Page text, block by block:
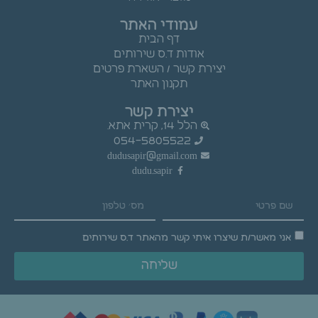
עמודי האתר
דף הבית
אודות ד.ס שירותים
יצירת קשר / השארת פרטים
תקנון האתר
יצירת קשר
הלל 14, קרית אתא.
054-5805522
dudusapir@gmail.com
dudu.sapir
אני מאשר/ת שיצרו איתי קשר מהאתר ד.ס שירותים
שליחה